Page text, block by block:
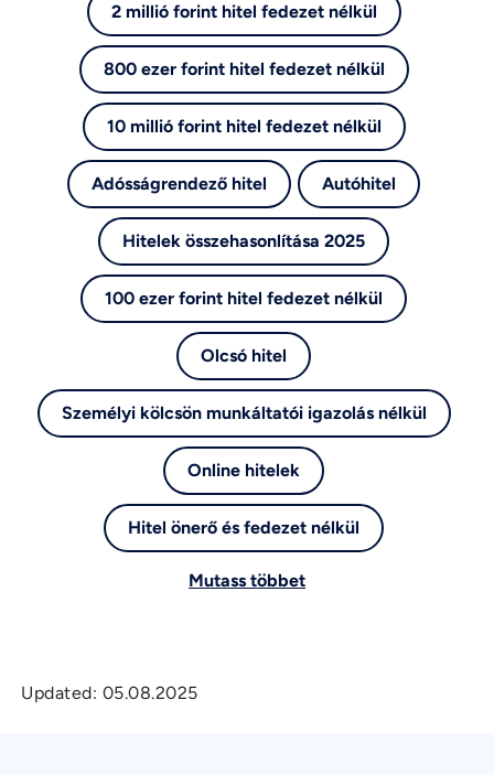
2 millió forint hitel fedezet nélkül
800 ezer forint hitel fedezet nélkül
10 millió forint hitel fedezet nélkül
Adósságrendező hitel Autóhitel
Hitelek összehasonlítása 2025
100 ezer forint hitel fedezet nélkül
Olcsó hitel
Személyi kölcsön munkáltatói igazolás nélkül
Online hitelek
Hitel önerő és fedezet nélkül
Mutass többet
Updated: 05.08.2025